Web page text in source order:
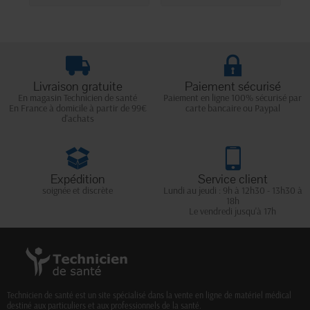
Livraison gratuite
En magasin Technicien de santé
En France à domicile à partir de 99€
d'achats
Paiement sécurisé
Paiement en ligne 100% sécurisé par
carte bancaire ou Paypal
Expédition
soignée et discrète
Service client
Lundi au jeudi : 9h à 12h30 - 13h30 à
18h
Le vendredi jusqu'à 17h
Technicien de santé est un site spécialisé dans la vente en ligne de matériel médical
destiné aux particuliers et aux professionnels de la santé.